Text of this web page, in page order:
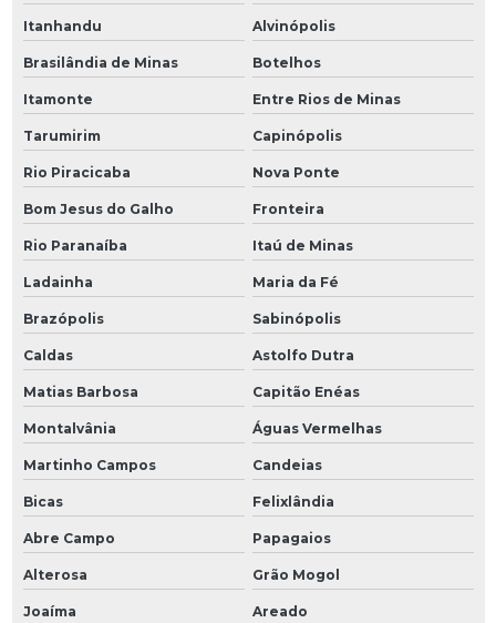
Itanhandu Alvinópolis
Brasilândia de Minas Botelhos
Itamonte Entre Rios de Minas
Tarumirim Capinópolis
Rio Piracicaba Nova Ponte
Bom Jesus do Galho Fronteira
Rio Paranaíba Itaú de Minas
Ladainha Maria da Fé
Brazópolis Sabinópolis
Caldas Astolfo Dutra
Matias Barbosa Capitão Enéas
Montalvânia Águas Vermelhas
Martinho Campos Candeias
Bicas Felixlândia
Abre Campo Papagaios
Alterosa Grão Mogol
Joaíma Areado